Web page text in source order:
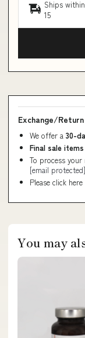
Ships
15
Exchange/
We offer a 30-
Final sale items
To process
[email protected]
Please click
You may